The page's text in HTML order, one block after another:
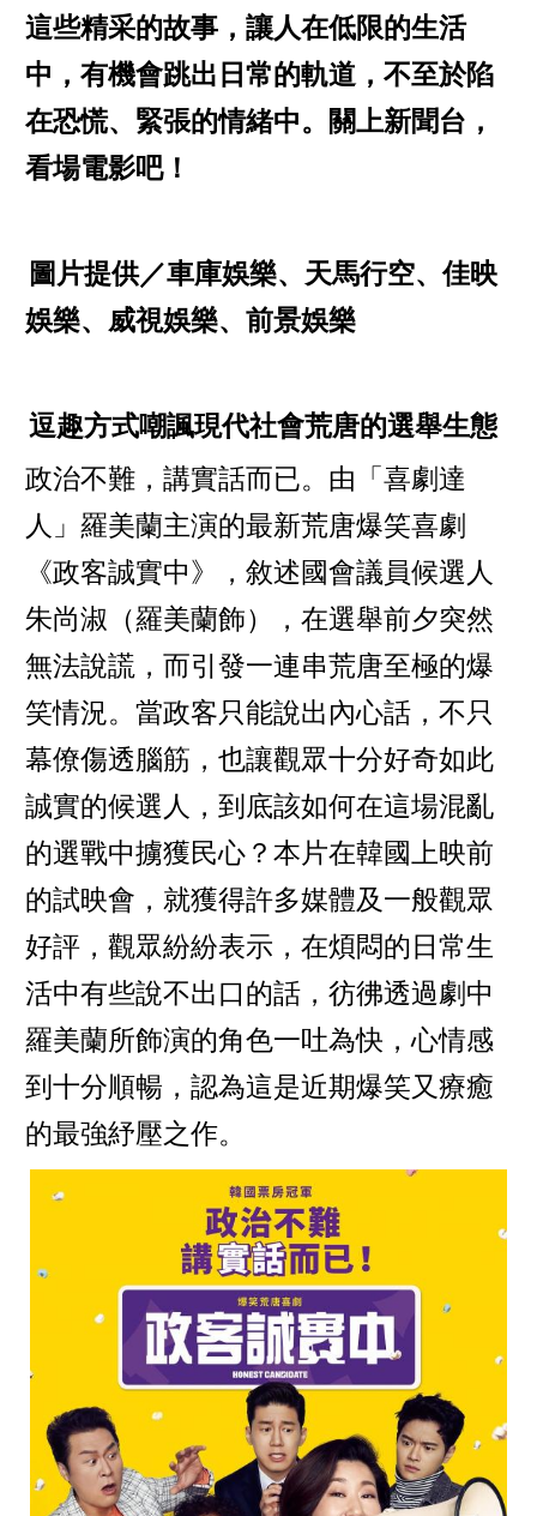
這些精采的故事，讓人在低限的生活
中，有機會跳出日常的軌道，不至於陷
在恐慌、緊張的情緒中。關上新聞台，
看場電影吧！
圖片提供／車庫娛樂、天馬行空、佳映
娛樂、威視娛樂、前景娛樂
逗趣方式嘲諷現代社會荒唐的選舉生態
政治不難，講實話而已。由「喜劇達
人」羅美蘭主演的最新荒唐爆笑喜劇
《政客誠實中》，敘述國會議員候選人
朱尚淑（羅美蘭飾），在選舉前夕突然
無法說謊，而引發一連串荒唐至極的爆
笑情況。當政客只能說出內心話，不只
幕僚傷透腦筋，也讓觀眾十分好奇如此
誠實的候選人，到底該如何在這場混亂
的選戰中擄獲民心？本片在韓國上映前
的試映會，就獲得許多媒體及一般觀眾
好評，觀眾紛紛表示，在煩悶的日常生
活中有些說不出口的話，彷彿透過劇中
羅美蘭所飾演的角色一吐為快，心情感
到十分順暢，認為這是近期爆笑又療癒
的最強紓壓之作。